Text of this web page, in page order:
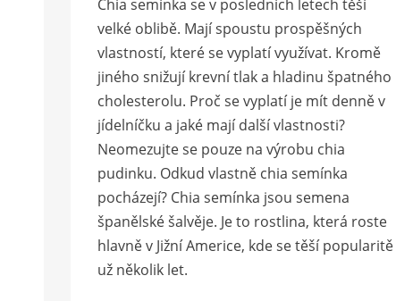
Chia semínka se v posledních letech těší
velké oblibě. Mají spoustu prospěšných
vlastností, které se vyplatí využívat. Kromě
jiného snižují krevní tlak a hladinu špatného
cholesterolu. Proč se vyplatí je mít denně v
jídelníčku a jaké mají další vlastnosti?
Neomezujte se pouze na výrobu chia
pudinku. Odkud vlastně chia semínka
pocházejí? Chia semínka jsou semena
španělské šalvěje. Je to rostlina, která roste
hlavně v Jižní Americe, kde se těší popularitě
už několik let.